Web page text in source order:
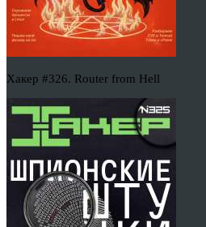
Хакер #326. Router from Hell